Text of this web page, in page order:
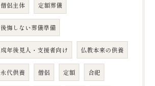
僧侶主体 定額葬儀
後悔しない葬儀準備
成年後見人・支援者向け 仏教本来の供養
永代供養 僧侶 定額 合祀